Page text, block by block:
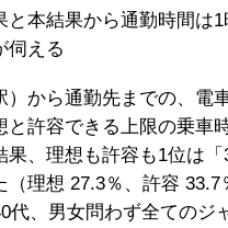
と本結果から通勤時間は1
伺える
）から通勤先までの、電
と許容できる上限の乗車
果、理想も許容も1位は「
（理想 27.3％、許容 33.7
代、男女問わず全てのジ